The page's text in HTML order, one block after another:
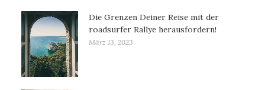
Die Grenzen Deiner Reise mit der
roadsurfer Rallye herausfordern!
März 13, 2023